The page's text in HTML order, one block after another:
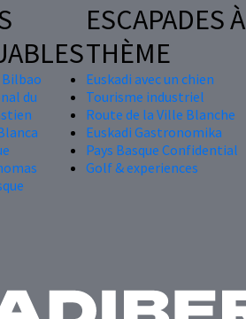
Bilbao
du
ESCAPADES À
THÈME
Euskadi avec un chien
Tourisme industriel
Route de la Ville Blanche
Euskadi Gastronomika
Pays Basque Confidential
Golf & experiences